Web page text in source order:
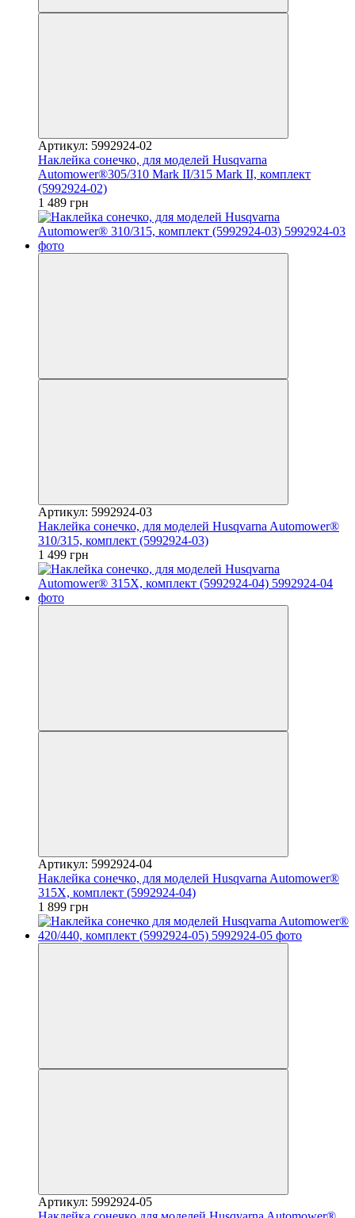
Артикул: 5992924-02
Наклейка сонечко, для моделей Husqvarna
Automower®305/310 Mark II/315 Mark II, комплект
(5992924-02)
1 489 грн
Артикул: 5992924-03
Наклейка сонечко, для моделей Husqvarna Automower®
310/315, комплект (5992924-03)
1 499 грн
Артикул: 5992924-04
Наклейка сонечко, для моделей Husqvarna Automower®
315Х, комплект (5992924-04)
1 899 грн
Артикул: 5992924-05